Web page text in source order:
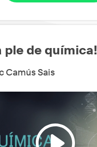
ple de química!
Camús Sais